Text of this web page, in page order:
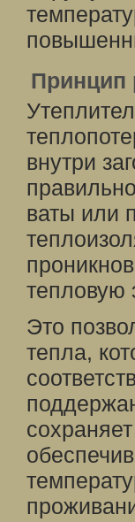
Принцип
внутри
ваты или
тепловую
Это
тепла,